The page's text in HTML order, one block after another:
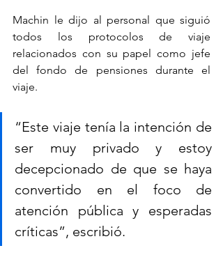
Machin le dijo al personal que siguió
todos los protocolos de viaje
relacionados con su papel como jefe
del fondo de pensiones durante el
viaje.
“Este viaje tenía la intención de
ser muy privado y estoy
decepcionado de que se haya
convertido en el foco de
atención pública y esperadas
críticas”, escribió.